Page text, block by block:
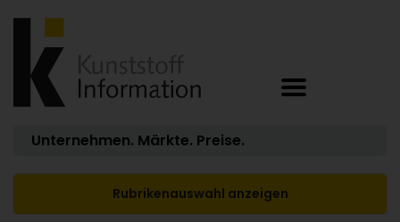
Unternehmen. Märkte. Preise.
Rubrikenauswahl anzeigen